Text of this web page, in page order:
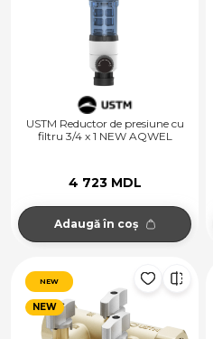
USTM Reductor de presiune cu
filtru 3/4 x 1 NEW AQWEL
4 723 MDL
Adaugă în coș
NEW
NEW